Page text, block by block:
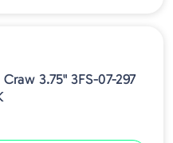
3.75" 3FS-07-297